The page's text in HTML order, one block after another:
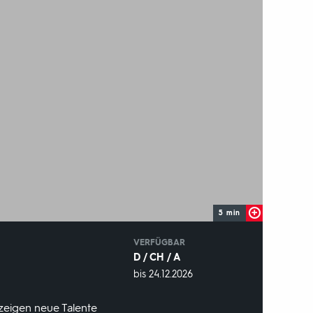
5 min
neue Talente
VERFÜGBAR
D / CH / A
VERFÜGBAR
bis 24.12.2026